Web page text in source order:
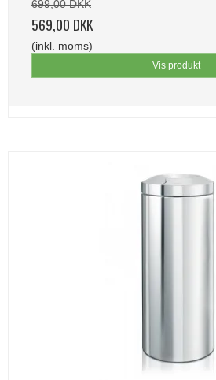
699,00 DKK
569,00 DKK
(inkl. moms)
Vis produkt